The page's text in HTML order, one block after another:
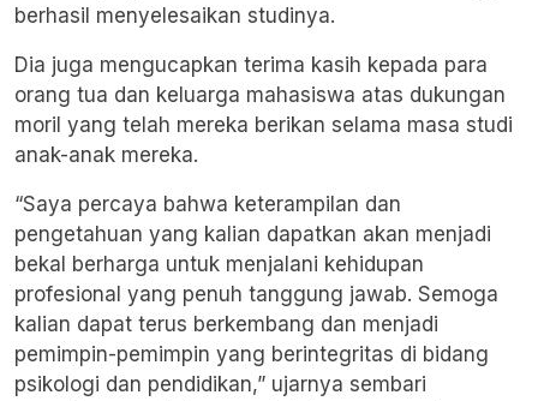
berhasil menyelesaikan studinya.
Dia juga mengucapkan terima kasih kepada para
orang tua dan keluarga mahasiswa atas dukungan
moril yang telah mereka berikan selama masa studi
anak-anak mereka.
“Saya percaya bahwa keterampilan dan
pengetahuan yang kalian dapatkan akan menjadi
bekal berharga untuk menjalani kehidupan
profesional yang penuh tanggung jawab. Semoga
kalian dapat terus berkembang dan menjadi
pemimpin-pemimpin yang berintegritas di bidang
psikologi dan pendidikan,” ujarnya sembari